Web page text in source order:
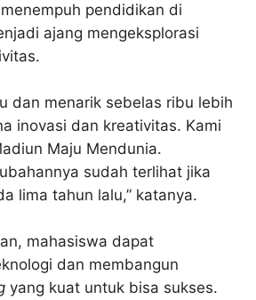
pendidikan di
ajang mengeksplorasi
dan menarik sebelas ribu lebih
inovasi dan kreativitas. Kami
Maju Mendunia.
sudah terlihat jika
lima tahun lalu,” katanya.
mahasiswa dapat
dan membangun
yang kuat untuk bisa sukses.